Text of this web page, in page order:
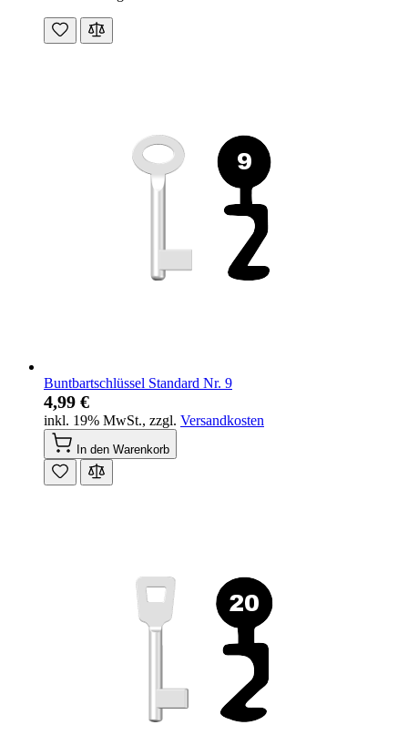
Buntbartschlüssel Standard Nr. 9
4,99 €
inkl. 19% MwSt., zzgl. Versandkosten
In den Warenkorb